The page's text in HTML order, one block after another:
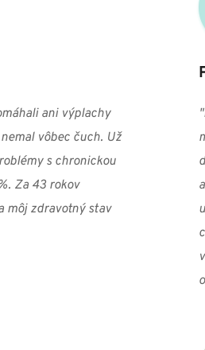
ani výplachy
vôbec čuch. Už
s chronickou
Za 43 rokov
môj zdravotný stav